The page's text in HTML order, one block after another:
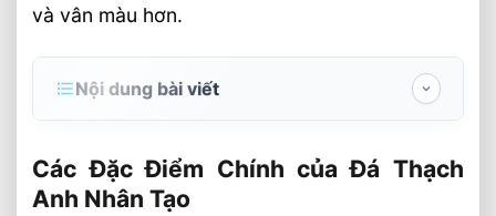
và vân màu hơn.
Nội dung bài viết
Nhân Tạo
Cấu tạo của đá thạch anh nhân tạo bao
Các Đặc Điểm Chính của Đá Thạch
Anh Nhân Tạo